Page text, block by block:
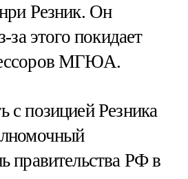
Резник. Он
за этого покидает
МГЮА.
с позицией Резника
правительства РФ в